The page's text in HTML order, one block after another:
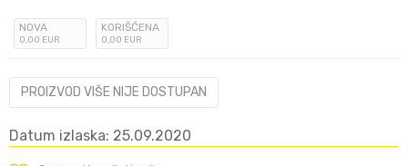
NOVA
0,00 EUR
KORIŠĆENA
0,00 EUR
PROIZVOD VIŠE NIJE DOSTUPAN
Datum izlaska: 25.09.2020